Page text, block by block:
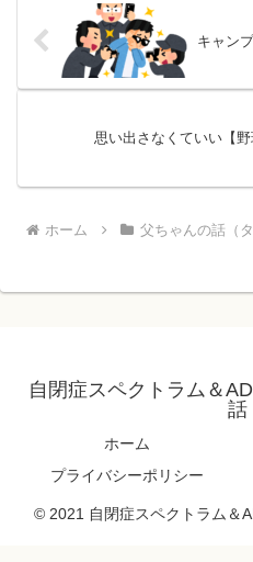
キャン
思い出さなくていい【野
ホーム 父ちゃんの話（タ
自閉症スペクトラム＆
話
ホーム
プライバシーポリシー
© 2021 自閉症スペクトラム＆